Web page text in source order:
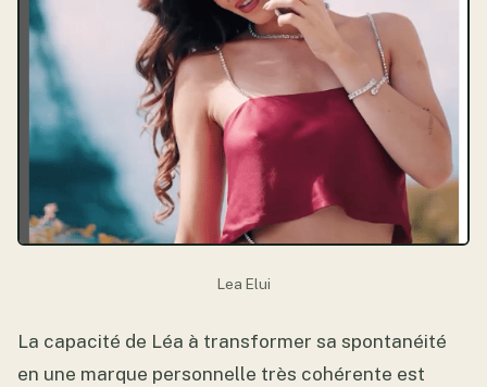
Lea Elui
La capacité de Léa à transformer sa spontanéité
en une marque personnelle très cohérente est